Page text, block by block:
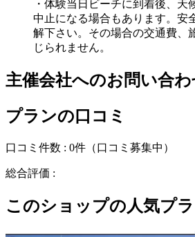
・体験当日ビーチに到着後、天
中止になる場合もあります。安
解下さい。その場合の交通費、
じられません。
主催会社へのお問い合わ
プランの口コミ
口コミ件数 : 0件 （口コミ募集中）
総合評価 :
このショップの人気プ